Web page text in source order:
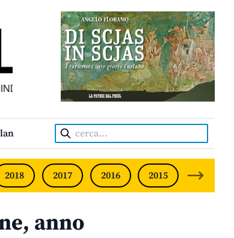
• INDEPENDENT FRIULIAN MONTHLY •
Cerca:
2018 2017 2016 2015 2014
anno